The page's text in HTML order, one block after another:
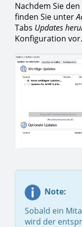
Nachdem Sie
finden Sie unter
Tabs Updates
Konfiguration vor.
Note:
Sobald ein
wird der